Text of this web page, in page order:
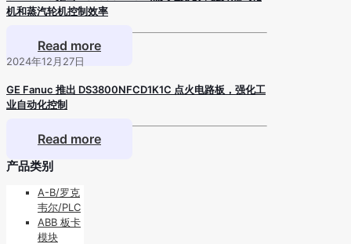
机和蒸汽轮机控制效率
Read more
2024年12月27日
GE Fanuc 推出 DS3800NFCD1K1C 点火电路板，强化工
业自动化控制
Read more
产品类别
A-B/罗克
韦尔/PLC
ABB 板卡
模块